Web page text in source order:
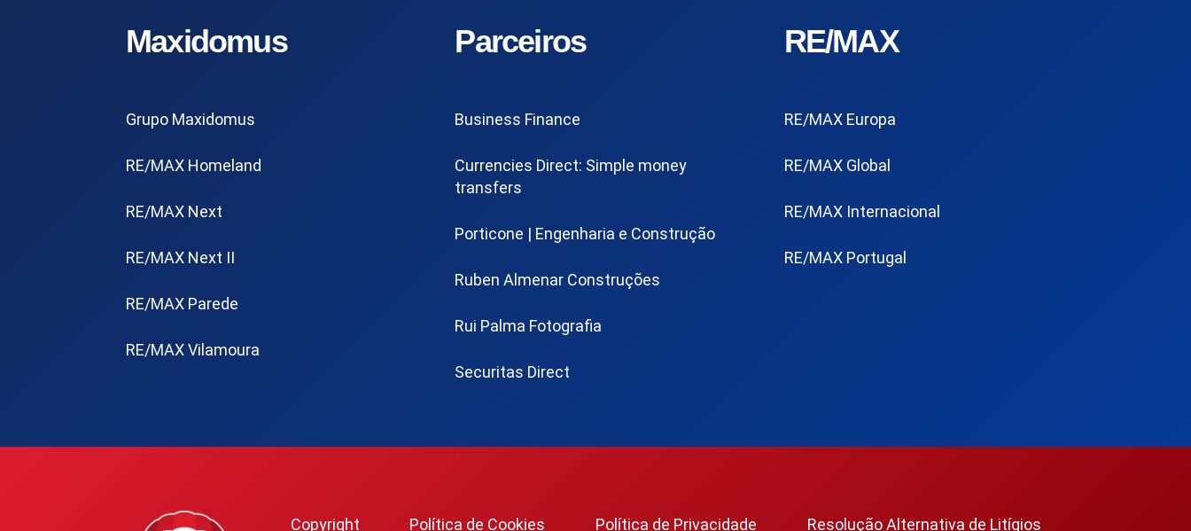
Maxidomus
Grupo Maxidomus
RE/MAX Homeland
RE/MAX Next
RE/MAX Next II
RE/MAX Parede
RE/MAX Vilamoura
Parceiros
Business Finance
Currencies Direct: Simple money
transfers
Porticone | Engenharia e Construção
Ruben Almenar Construções
Rui Palma Fotografia
Securitas Direct
RE/MAX
RE/MAX Europa
RE/MAX Global
RE/MAX Internacional
RE/MAX Portugal
Copyright Política de Cookies Política de Privacidade Resolução Alternativa de Litígios